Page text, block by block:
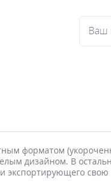
Ваш
форматом
дизайном. В
свою